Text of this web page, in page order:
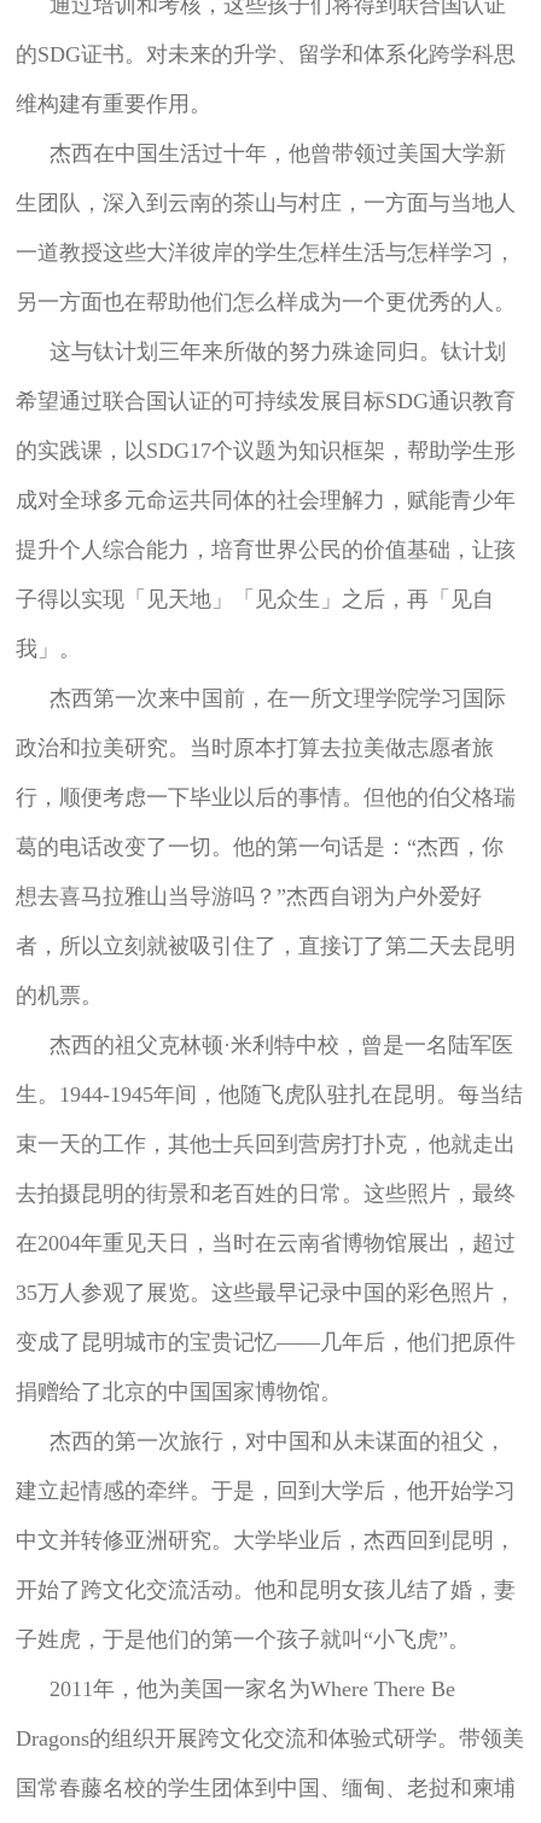
通过培训和考核，这些孩子们将得到联合国认证
的SDG证书。对未来的升学、留学和体系化跨学科思
维构建有重要作用。
杰西在中国生活过十年，他曾带领过美国大学新
生团队，深入到云南的茶山与村庄，一方面与当地人
一道教授这些大洋彼岸的学生怎样生活与怎样学习，
另一方面也在帮助他们怎么样成为一个更优秀的人。
这与钛计划三年来所做的努力殊途同归。钛计划
希望通过联合国认证的可持续发展目标SDG通识教育
的实践课，以SDG17个议题为知识框架，帮助学生形
成对全球多元命运共同体的社会理解力，赋能青少年
提升个人综合能力，培育世界公民的价值基础，让孩
子得以实现「见天地」「见众生」之后，再「见自
我」。
杰西第一次来中国前，在一所文理学院学习国际
政治和拉美研究。当时原本打算去拉美做志愿者旅
行，顺便考虑一下毕业以后的事情。但他的伯父格瑞
葛的电话改变了一切。他的第一句话是：“杰西，你
想去喜马拉雅山当导游吗？”杰西自诩为户外爱好
者，所以立刻就被吸引住了，直接订了第二天去昆明
的机票。
杰西的祖父克林顿·米利特中校，曾是一名陆军医
生。1944-1945年间，他随飞虎队驻扎在昆明。每当结
束一天的工作，其他士兵回到营房打扑克，他就走出
去拍摄昆明的街景和老百姓的日常。这些照片，最终
在2004年重见天日，当时在云南省博物馆展出，超过
35万人参观了展览。这些最早记录中国的彩色照片，
变成了昆明城市的宝贵记忆——几年后，他们把原件
捐赠给了北京的中国国家博物馆。
杰西的第一次旅行，对中国和从未谋面的祖父，
建立起情感的牵绊。于是，回到大学后，他开始学习
中文并转修亚洲研究。大学毕业后，杰西回到昆明，
开始了跨文化交流活动。他和昆明女孩儿结了婚，妻
子姓虎，于是他们的第一个孩子就叫“小飞虎”。
2011年，他为美国一家名为Where There Be
Dragons的组织开展跨文化交流和体验式研学。带领美
国常春藤名校的学生团体到中国、缅甸、老挝和柬埔